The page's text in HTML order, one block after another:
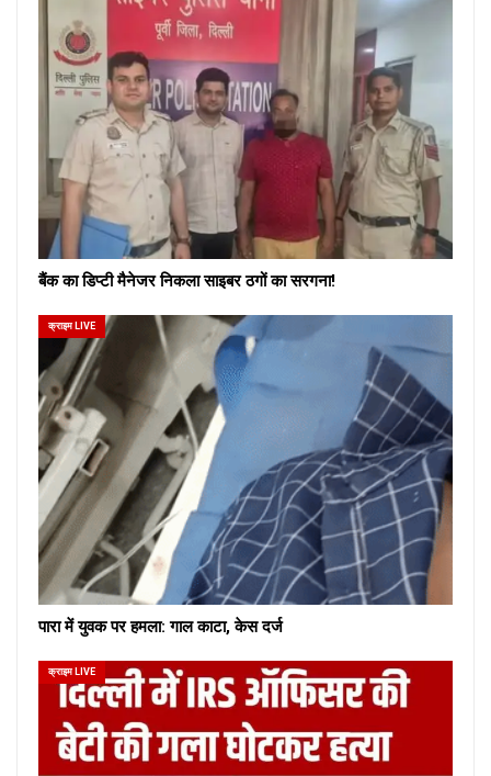
बैंक का डिप्टी मैनेजर निकला साइबर ठगों का सरगना!
क्राइम LIVE
पारा में युवक पर हमला: गाल काटा, केस दर्ज
क्राइम LIVE